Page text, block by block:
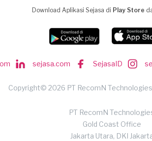
Download Aplikasi Sejasa di Play Store
sejasa.com SejasaID
Copyright© 2026 PT RecomN
PT RecomN
Gold Coast Office
Jakarta Utara, DKI